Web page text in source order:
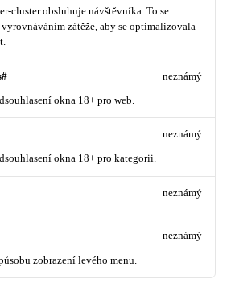
cluster obsluhuje návštěvníka. To se
zátěže, aby se optimalizovala
okna 18+ pro web.
neznámý
okna 18+ pro kategorii.
neznámý
neznámý
zobrazení levého menu.
neznámý